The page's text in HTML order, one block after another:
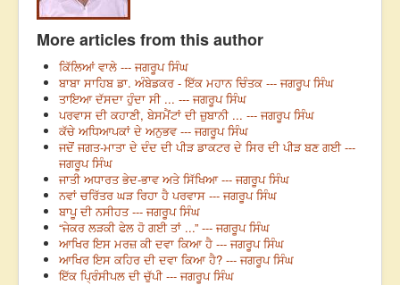
More articles from this author
ਕਿੱਲਿਆਂ ਵਾਲੇ --- ਜਗਰੂਪ ਸਿੰਘ
ਬਾਬਾ ਸਾਹਿਬ ਡਾ. ਅੰਬੇਡਕਰ - ਇੱਕ ਮਹਾਨ ਚਿੰਤਕ --- ਜਗਰੂਪ ਸਿੰਘ
ਤਾਇਆ ਦੱਸਦਾ ਹੁੰਦਾ ਸੀ ... --- ਜਗਰੂਪ ਸਿੰਘ
ਪਰਵਾਸ ਦੀ ਕਹਾਣੀ, ਬੇਸਮੈਂਟਾਂ ਦੀ ਜ਼ੁਬਾਨੀ ... --- ਜਗਰੂਪ ਸਿੰਘ
ਕੱਚੇ ਅਧਿਆਪਕਾਂ ਦੇ ਅਨੁਭਵ --- ਜਗਰੂਪ ਸਿੰਘ
ਜਦੋਂ ਜਗਤ-ਮਾਤਾ ਦੇ ਦੰਦ ਦੀ ਪੀੜ ਡਾਕਟਰ ਦੇ ਸਿਰ ਦੀ ਪੀੜ ਬਣ ਗਈ ---
ਜਗਰੂਪ ਸਿੰਘ
ਜਾਤੀ ਅਧਾਰਤ ਭੇਦ-ਭਾਵ ਅਤੇ ਸਿੱਖਿਆ --- ਜਗਰੂਪ ਸਿੰਘ
ਨਵਾਂ ਚਰਿੱਤਰ ਘੜ ਰਿਹਾ ਹੈ ਪਰਵਾਸ --- ਜਗਰੂਪ ਸਿੰਘ
ਬਾਪੂ ਦੀ ਨਸੀਹਤ --- ਜਗਰੂਪ ਸਿੰਘ
“ਜੇਕਰ ਲੜਕੀ ਫੇਲ ਹੋ ਗਈ ਤਾਂ ...” --- ਜਗਰੂਪ ਸਿੰਘ
ਆਖਿਰ ਇਸ ਮਰਜ਼ ਕੀ ਦਵਾ ਕਿਆ ਹੈ --- ਜਗਰੂਪ ਸਿੰਘ
ਆਖਿਰ ਇਸ ਕਹਿਰ ਦੀ ਦਵਾ ਕਿਆ ਹੈ? --- ਜਗਰੂਪ ਸਿੰਘ
ਇੱਕ ਪ੍ਰਿੰਸੀਪਲ ਦੀ ਚੁੱਪੀ --- ਜਗਰੂਪ ਸਿੰਘ